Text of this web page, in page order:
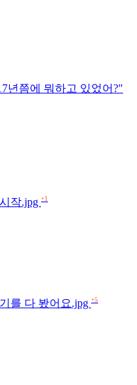
년쯤에 뭐하고 있었어?"
작.jpg +1
를 다 봤어요.jpg +5